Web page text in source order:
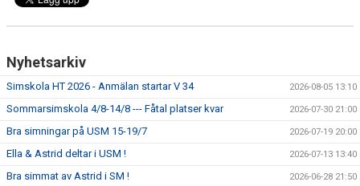
Nyhetsarkiv
Simskola HT 2026 - Anmälan startar V 34 2026-08-05 13:10
Sommarsimskola 4/8-14/8 --- Fåtal platser kvar 2026-07-30 21:00
Bra simningar på USM 15-19/7 2026-07-19 20:00
Ella & Astrid deltar i USM ! 2026-07-13 13:40
Bra simmat av Astrid i SM ! 2026-06-28 21:50